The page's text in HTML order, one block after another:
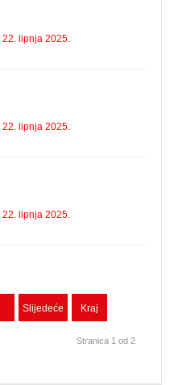
22. lipnja 2025.
22. lipnja 2025.
22. lipnja 2025.
Slijedeće Kraj
Stranica 1 od 2